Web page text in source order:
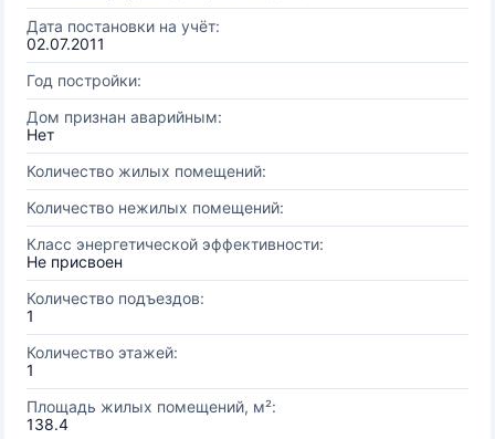
Дата постановки на учёт:
02.07.2011
Год постройки:
Дом признан аварийным:
Нет
Количество жилых помещений:
Количество нежилых помещений:
Класс энергетической эффективности:
Не присвоен
Количество подъездов:
1
Количество этажей:
1
Площадь жилых помещений, м²:
138.4